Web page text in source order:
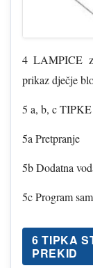
4 LAMPICE
prikaz dječje
5 a, b, c
5a Pretpranje
5b Dodatna
5c Program
6 TIPKA
PREKID